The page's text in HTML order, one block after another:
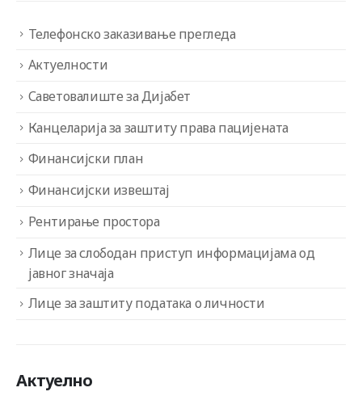
Телефонско заказивање прегледа
Актуелности
Саветовалиште за Дијабет
Канцеларија за заштиту права пацијената
Финансијски план
Финансијски извештај
Рентирање простора
Лице за слободан приступ информацијама од
јавног значаја
Лице за заштиту података о личности
Актуелно